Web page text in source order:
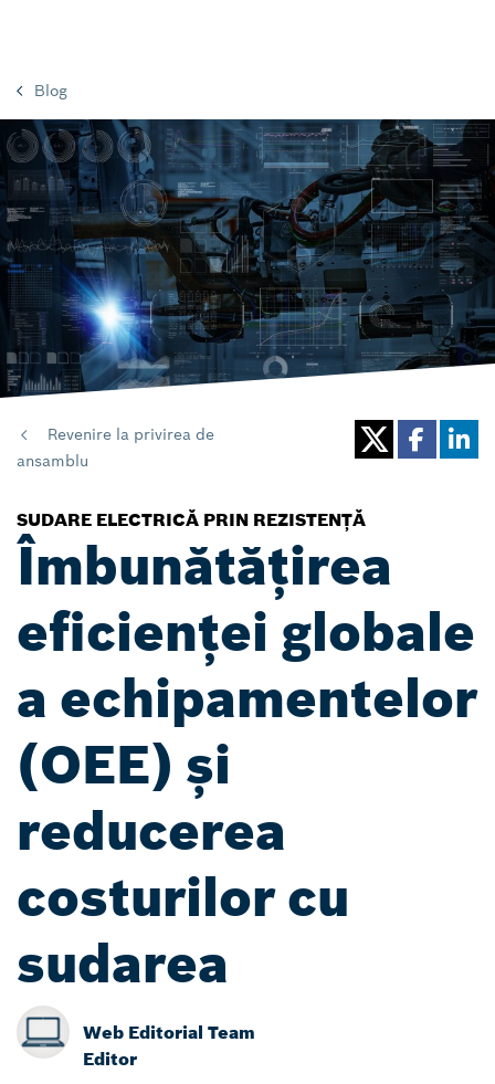
Blog
Revenire la privirea de
ansamblu
SUDARE ELECTRICĂ PRIN REZISTENȚĂ
Îmbunătățirea
eficienței globale
a echipamentelor
(OEE) și
reducerea
costurilor cu
sudarea
Web Editorial Team
Editor